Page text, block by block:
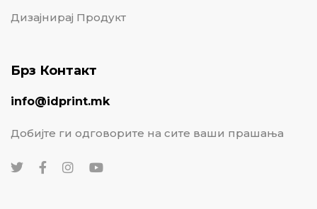
Дизајнирај Продукт
Брз Контакт
info@idprint.mk
Добијте ги одговорите на сите ваши прашања